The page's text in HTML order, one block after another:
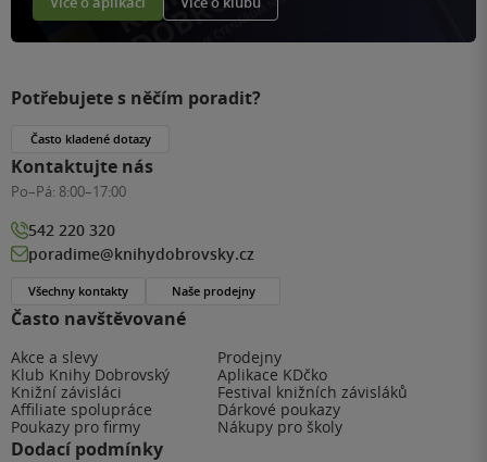
Často navštěvované
Akce a slevy
Prodejny
Klub Knihy Dobrovský
Aplikace KDčko
Knižní závisláci
Festival knižních závisláků
Affiliate spolupráce
Dárkové poukazy
Poukazy pro firmy
Nákupy pro školy
Dodací podmínky
Potřebujete s něčím poradit?
Často kladené dotazy
Kontaktujte nás
Po–Pá: 8:00–17:00
542 220 320
poradime@knihydobrovsky.cz
Všechny kontakty Naše prodejny